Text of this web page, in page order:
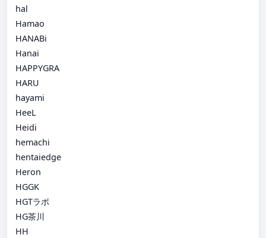
hal
Hamao
HANABi
Hanai
HAPPYGRA
HARU
hayami
HeeL
Heidi
hemachi
hentaiedge
Heron
HGGK
HGTラボ
HG茶川
HH